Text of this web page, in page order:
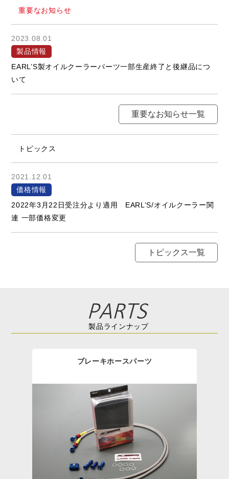
重要なお知らせ
2023.08.01
製品情報
EARL’S製オイルクーラーパーツ一部生産終了と後継品につ
いて
重要なお知らせ一覧
トピックス
2021.12.01
価格情報
2022年3月22日受注分より適用 EARL’S/オイルクーラー関
連 一部価格変更
トピックス一覧
製品ラインナップ
ブレーキホースパーツ